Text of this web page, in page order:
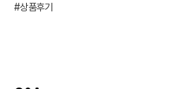
#상품후기